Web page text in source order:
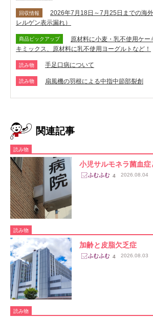
回収情報
2026年7月18日～7月25日までの海
レルゲン表示漏れ）
商品ピックアップ
原材料に小麦・乳不使用ケー
キミックス、原材料に乳不使用ヨーグルトなど！
読み物 手足口病について
読み物 扇風機の羽根による中指中節部裂創
関連記事
読み物
小児サルモネラ菌血症
4 2026.08.04
読み物
加齢と皮脂欠乏症
4 2026.08.03
読み物